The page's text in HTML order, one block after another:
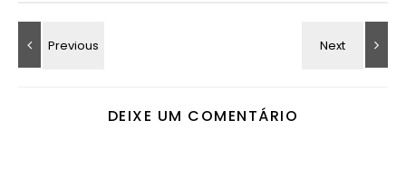
DEIXE UM COMENTÁRIO